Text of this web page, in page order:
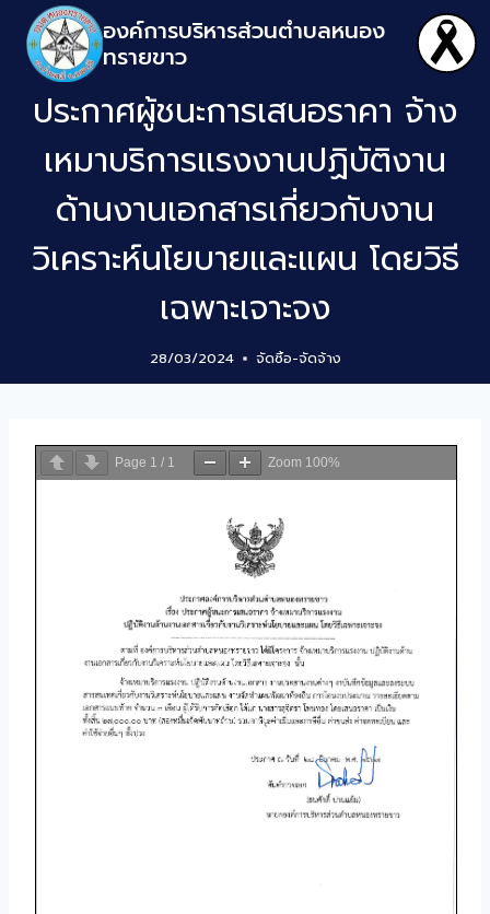
องค์การบริหารส่วนตำบลหนอง
ทรายขาว
ประกาศผู้ชนะการเสนอราคา จ้าง
เหมาบริการแรงงานปฏิบัติงาน
ด้านงานเอกสารเกี่ยวกับงาน
วิเคราะห์นโยบายและแผน โดยวิธี
เฉพาะเจาะจง
28/03/2024 จัดซิ้อ-จัดจ้าง
Page 1 / 1 Zoom 100%